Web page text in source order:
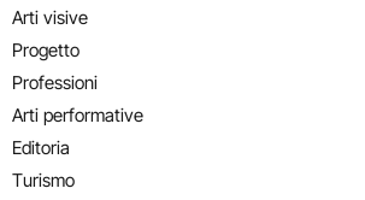
Arti visive
Progetto
Professioni
Arti performative
Editoria
Turismo